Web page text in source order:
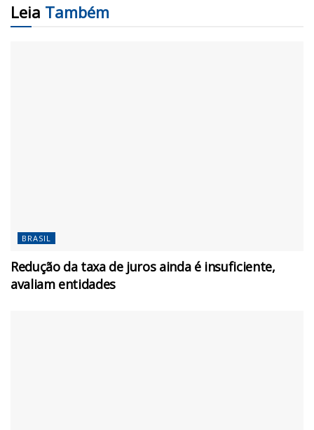
Leia Também
BRASIL
Redução da taxa de juros ainda é insuficiente,
avaliam entidades